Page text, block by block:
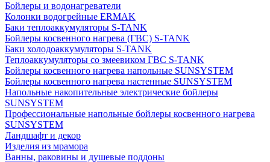
Бойлеры и водонагреватели
Колонки водогрейные ERMAK
Баки теплоаккумуляторы S-TANK
Бойлеры косвенного нагрева (ГВС) S-TANK
Баки холодоаккумуляторы S-TANK
Теплоаккумуляторы со змеевиком ГВС S-TANK
Бойлеры косвенного нагрева напольные SUNSYSTEM
Бойлеры косвенного нагрева настенные SUNSYSTEM
Напольные накопительные электрические бойлеры
SUNSYSTEM
Профессиональные напольные бойлеры косвенного нагрева
SUNSYSTEM
Ландшафт и декор
Изделия из мрамора
Ванны, раковины и душевые поддоны